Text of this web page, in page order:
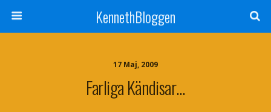
KennethBloggen
17 Maj, 2009
Farliga Kändisar…